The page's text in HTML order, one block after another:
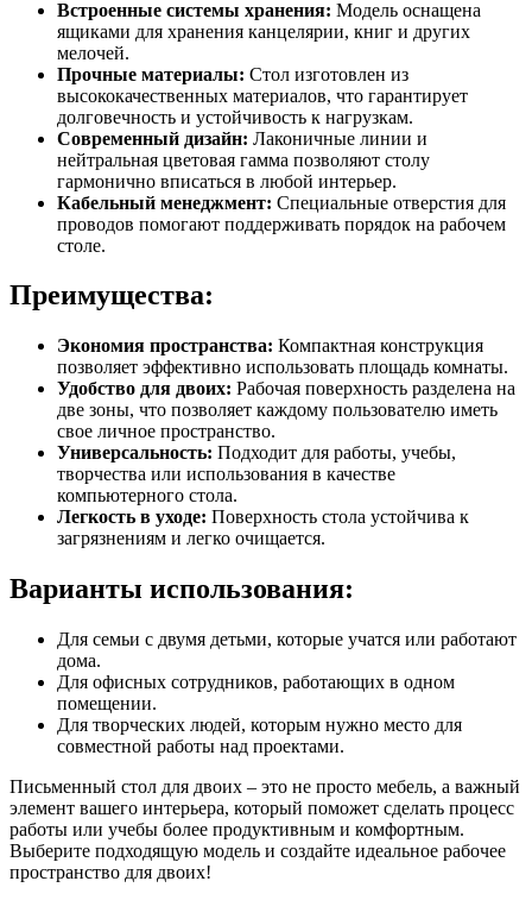
Встроенные системы хранения: Модель оснащена
ящиками для хранения канцелярии, книг и других
мелочей.
Прочные материалы: Стол изготовлен из
высококачественных материалов, что гарантирует
долговечность и устойчивость к нагрузкам.
Современный дизайн: Лаконичные линии и
нейтральная цветовая гамма позволяют столу
гармонично вписаться в любой интерьер.
Кабельный менеджмент: Специальные отверстия для
проводов помогают поддерживать порядок на рабочем
столе.
Преимущества:
Экономия пространства: Компактная конструкция
позволяет эффективно использовать площадь комнаты.
Удобство для двоих: Рабочая поверхность разделена на
две зоны, что позволяет каждому пользователю иметь
свое личное пространство.
Универсальность: Подходит для работы, учебы,
творчества или использования в качестве
компьютерного стола.
Легкость в уходе: Поверхность стола устойчива к
загрязнениям и легко очищается.
Варианты использования:
Для семьи с двумя детьми, которые учатся или работают
дома.
Для офисных сотрудников, работающих в одном
помещении.
Для творческих людей, которым нужно место для
совместной работы над проектами.
Письменный стол для двоих – это не просто мебель, а важный
элемент вашего интерьера, который поможет сделать процесс
работы или учебы более продуктивным и комфортным.
Выберите подходящую модель и создайте идеальное рабочее
пространство для двоих!